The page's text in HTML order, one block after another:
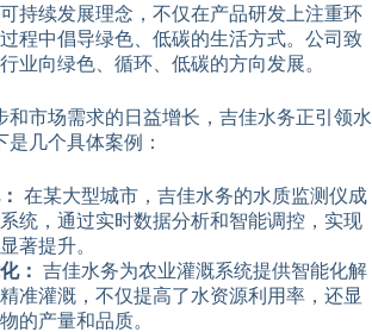
持续发展理念，不仅在产品研发上注重环
程中倡导绿色、低碳的生活方式。公司致
业向绿色、循环、低碳的方向发展。
和市场需求的日益增长，吉佳水务正引领水
几个具体案例：
在某大型城市，吉佳水务的水质监测仪成
统，通过实时数据分析和智能调控，实现
著提升。
： 吉佳水务为农业灌溉系统提供智能化解
准灌溉，不仅提高了水资源利用率，还显
的产量和品质。